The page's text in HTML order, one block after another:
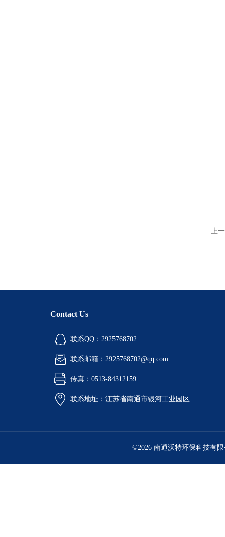
上
Contact Us
联系QQ：2925768702
联系邮箱：2925768702@qq.com
传真：0513-84312159
联系地址：江苏省南通市银河工业园区
©2026 南通沃特环保科技有